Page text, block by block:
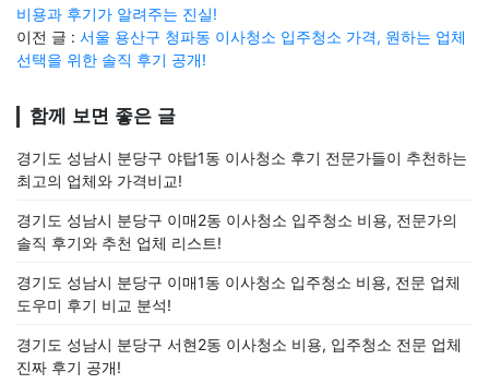
비용과 후기가 알려주는 진실!
이전 글 : 서울 용산구 청파동 이사청소 입주청소 가격, 원하는 업체
선택을 위한 솔직 후기 공개!
함께 보면 좋은 글
경기도 성남시 분당구 야탑1동 이사청소 후기 전문가들이 추천하는
최고의 업체와 가격비교!
경기도 성남시 분당구 이매2동 이사청소 입주청소 비용, 전문가의
솔직 후기와 추천 업체 리스트!
경기도 성남시 분당구 이매1동 이사청소 입주청소 비용, 전문 업체
도우미 후기 비교 분석!
경기도 성남시 분당구 서현2동 이사청소 비용, 입주청소 전문 업체
진짜 후기 공개!